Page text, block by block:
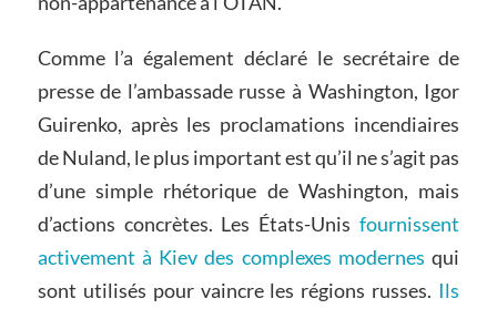
Comme l’a également déclaré le secrétaire de
presse de l’ambassade russe à Washington, Igor
Guirenko, après les proclamations incendiaires
de Nuland, le plus important est qu’il ne s’agit pas
d’une simple rhétorique de Washington, mais
d’actions concrètes. Les États-Unisfournissent
activement à Kiev des complexes modernes qui
sont utilisés pour vaincre les régions russes. Ils